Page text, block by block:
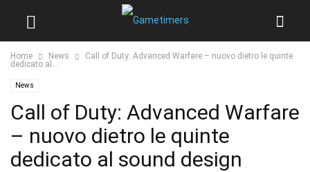
Home News
Call of Duty: Advanced Warfare – nuovo dietro le quinte
dedicato al...
News
Call of Duty: Advanced Warfare
– nuovo dietro le quinte
dedicato al sound design